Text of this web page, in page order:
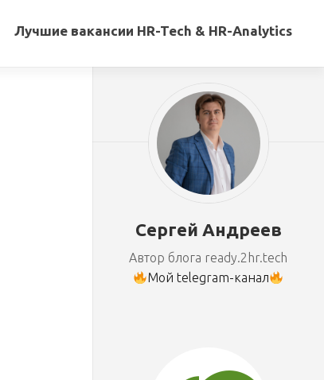
Лучшие вакансии HR-Tech & HR-Analytics
Сергей Андреев
Автор блога ready.2hr.tech
Мой telegram-канал